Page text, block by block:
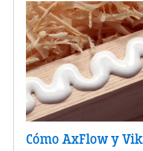
Cómo AxFlow y